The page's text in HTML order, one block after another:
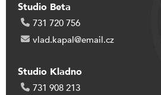
Studio Beta
731 720 756
vlad.kapal@email.cz
Studio Kladno
731 908 213